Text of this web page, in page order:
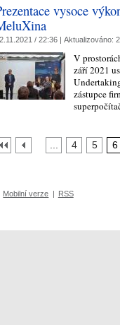
vysoce
/ 22:36 | Aktualizováno:
V
září 2021
zástupce
4 5 6
Mobilní verze | RSS